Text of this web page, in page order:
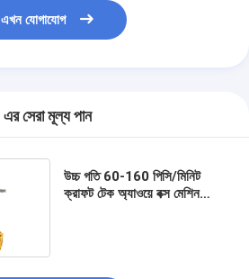
এখন যোগাযোগ
এর সেরা মূল্য পান
উচ্চ গতি 60-160 পিসি/মিনিট
ক্রাফট টেক অ্যাওয়ে বক্স মেশিন